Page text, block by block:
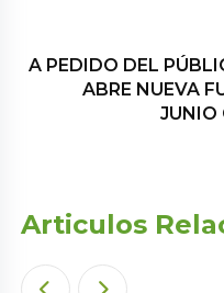
A PEDIDO DEL
ABRE NUEVA
JUNIO
Articulos